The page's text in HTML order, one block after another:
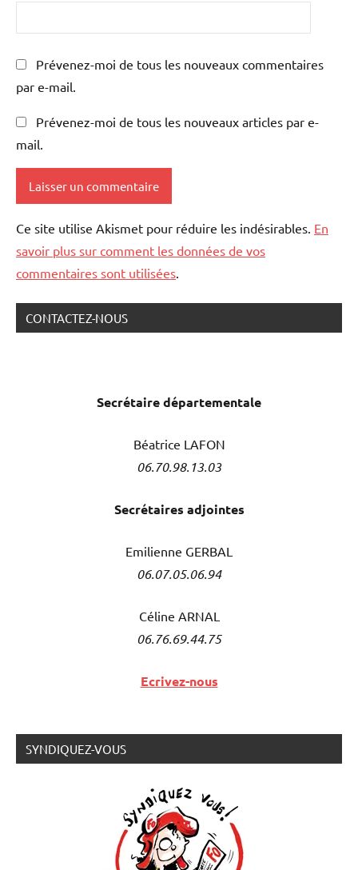
Prévenez-moi de tous les nouveaux commentaires
par e-mail.
Prévenez-moi de tous les nouveaux articles par e-
mail.
Ce site utilise Akismet pour réduire les indésirables. En
savoir plus sur comment les données de vos
commentaires sont utilisées.
CONTACTEZ-NOUS
Secrétairedépartementale
Béatrice LAFON
06.70.98.13.03
Secrétaires adjointes
Emilienne GERBAL
06.07.05.06.94
Céline ARNAL
06.76.69.44.75
Ecrivez-nous
SYNDIQUEZ-VOUS